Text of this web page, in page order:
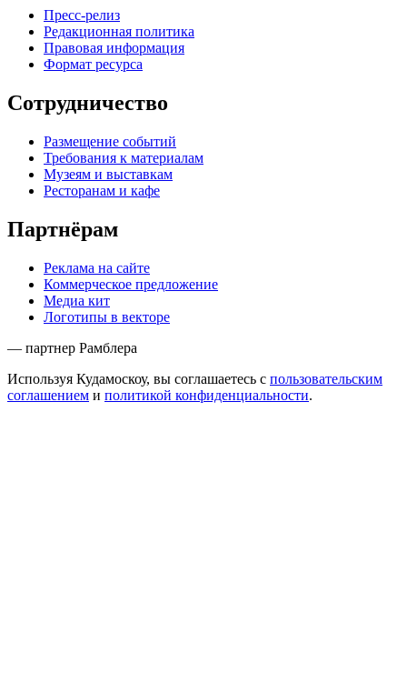
Пресс-релиз
Редакционная политика
Правовая информация
Формат ресурса
Сотрудничество
Размещение событий
Требования к материалам
Музеям и выставкам
Ресторанам и кафе
Партнёрам
Реклама на сайте
Коммерческое предложение
Медиа кит
Логотипы в векторе
— партнер Рамблера
Используя Кудамоскоу, вы соглашаетесь с пользовательским
соглашением и политикой конфиденциальности.